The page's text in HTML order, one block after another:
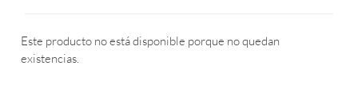
Este producto no está disponible porque no quedan
existencias.